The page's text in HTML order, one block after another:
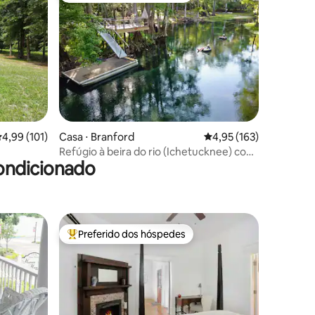
de uma avaliação média de 5, 101 avaliações
4,99 (101)
Casa ⋅ Branford 4,95 de uma avaliação
4,95 (163)
Refúgio à beira do rio (Ichetucknee) com
caiaques e boias
hóspedes Entre os melhores preferidos dos hóspedes
Preferido dos hóspedes